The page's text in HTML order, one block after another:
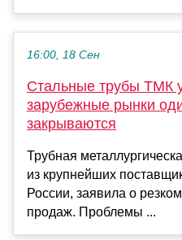
16:00, 18 Сен
Стальные трубы ТМК
зарубежные рынки
закрываются
Трубная
из крупнейших
России, заявила о
продаж. Проблемы ...